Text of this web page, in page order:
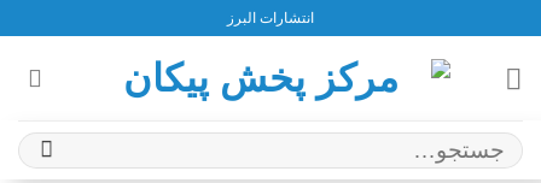
content
انتشارات البرز
جستجو
برای: